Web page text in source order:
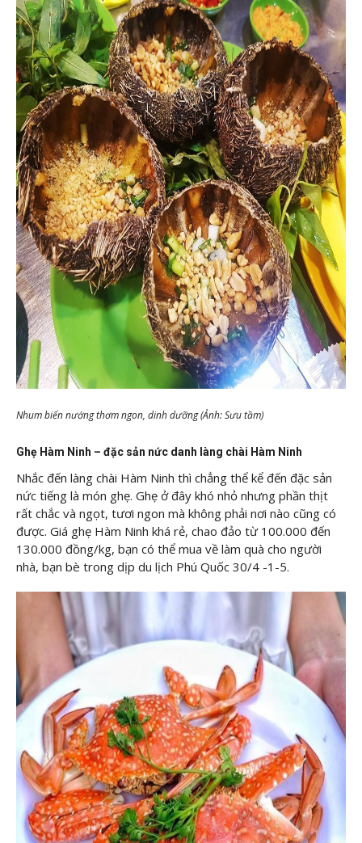
Nhum biển nướng thơm ngon, dinh dưỡng (Ảnh: Sưu tầm)
Ghẹ Hàm Ninh – đặc sản nức danh làng chài Hàm Ninh
Nhắc đến làng chài Hàm Ninh thì chẳng thể kể đến đặc sản
nức tiếng là món ghẹ. Ghẹ ở đây khó nhỏ nhưng phần thịt
rất chắc và ngọt, tươi ngon mà không phải nơi nào cũng có
được. Giá ghẹ Hàm Ninh khá rẻ, chao đảo từ 100.000 đến
130.000 đồng/kg, bạn có thể mua về làm quà cho người
nhà, bạn bè trong dịp du lịch Phú Quốc 30/4 -1-5.